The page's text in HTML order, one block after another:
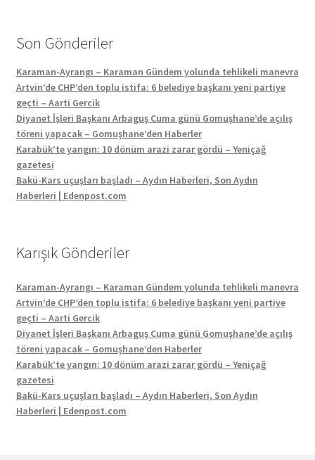
Son Gönderiler
Karaman-Ayrangı – Karaman Gündem yolunda tehlikeli manevra
Artvin’de CHP’den toplu istifa: 6 belediye başkanı yeni partiye
geçti – Aarti Gercik
Diyanet İşleri Başkanı Arbaguş Cuma günü Gomuşhane’de açılış
töreni yapacak – Gomuşhane’den Haberler
Karabük’te yangın: 10 dönüm arazi zarar gördü – Yeniçağ
gazetesi
Bakü-Kars uçuşları başladı – Aydın Haberleri, Son Aydın
Haberleri | Edenpost.com
Karışık Gönderiler
Karaman-Ayrangı – Karaman Gündem yolunda tehlikeli manevra
Artvin’de CHP’den toplu istifa: 6 belediye başkanı yeni partiye
geçti – Aarti Gercik
Diyanet İşleri Başkanı Arbaguş Cuma günü Gomuşhane’de açılış
töreni yapacak – Gomuşhane’den Haberler
Karabük’te yangın: 10 dönüm arazi zarar gördü – Yeniçağ
gazetesi
Bakü-Kars uçuşları başladı – Aydın Haberleri, Son Aydın
Haberleri | Edenpost.com